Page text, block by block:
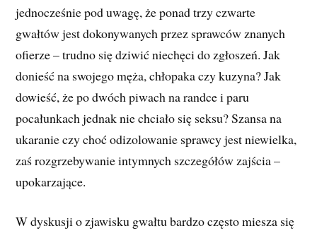
jednocześnie pod uwagę, że ponad trzy czwarte
gwałtów jest dokonywanych przez sprawców znanych
ofierze – trudno się dziwić niechęci do zgłoszeń. Jak
donieść na swojego męża, chłopaka czy kuzyna? Jak
dowieść, że po dwóch piwach na randce i paru
pocałunkach jednak nie chciało się seksu? Szansa na
ukaranie czy choć odizolowanie sprawcy jest niewielka,
zaś rozgrzebywanie intymnych szczegółów zajścia –
upokarzające.
W dyskusji o zjawisku gwałtu bardzo często miesza się